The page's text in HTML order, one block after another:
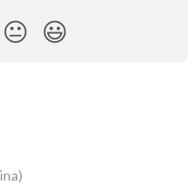
😐 😃